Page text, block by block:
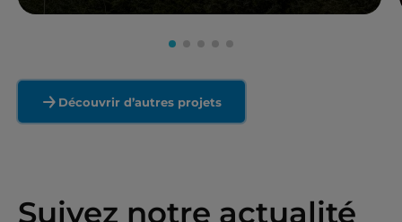
En savoir plus
Découvrir d’autres projets
Suivez notre actualité